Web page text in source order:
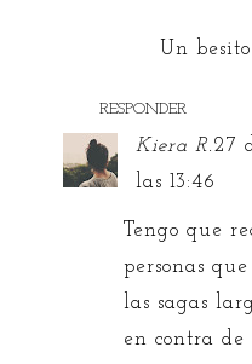
Un
RESPONDER
Kiera R.27
las 13:46
Tengo que
personas
las sagas
en contra de